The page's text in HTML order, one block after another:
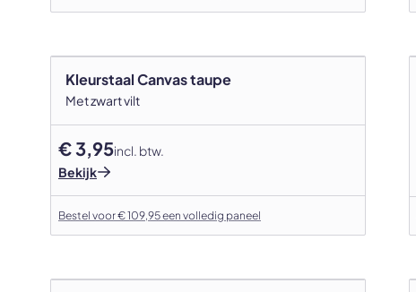
Kleurstaal Canvas taupe
Met zwart vilt
€ 3,95incl. btw.
Bekijk
Bestel voor € 109,95 een volledig paneel